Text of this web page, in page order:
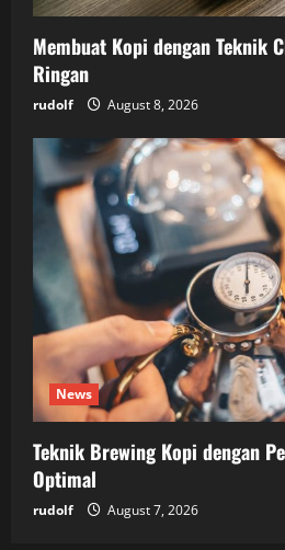
Membuat Kopi dengan Teknik
Ringan
rudolf August 8, 2026
News
Teknik Brewing Kopi dengan
Optimal
rudolf August 7, 2026